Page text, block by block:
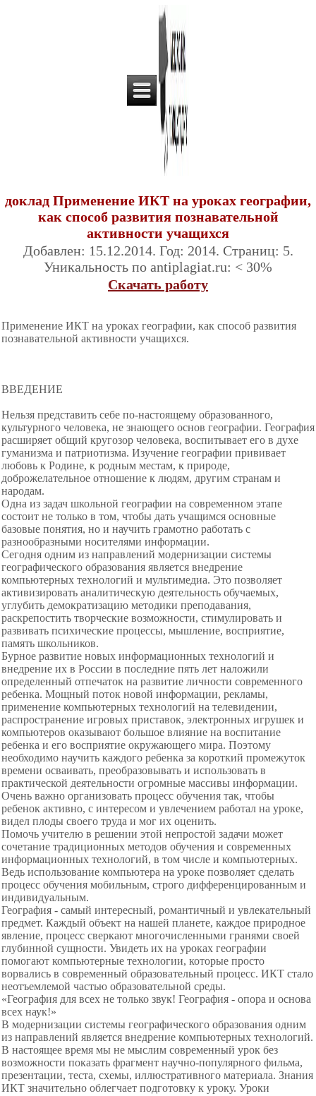
доклад Применение ИКТ на уроках географии,
как способ развития познавательной
активности учащихся
Добавлен: 15.12.2014. Год: 2014. Страниц: 5.
Уникальность по antiplagiat.ru: < 30%
Скачать работу
Применение ИКТ на уроках географии, как способ развития
познавательной активности учащихся.
ВВЕДЕНИЕ
Нельзя представить себе по-настоящему образованного,
культурного человека, не знающего основ географии. География
расширяет общий кругозор человека, воспитывает его в духе
гуманизма и патриотизма. Изучение географии прививает
любовь к Родине, к родным местам, к природе,
доброжелательное отношение к людям, другим странам и
народам.
Одна из задач школьной географии на современном этапе
состоит не только в том, чтобы дать учащимся основные
базовые понятия, но и научить грамотно работать с
разнообразными носителями информации.
Сегодня одним из направлений модернизации системы
географического образования является внедрение
компьютерных технологий и мультимедиа. Это позволяет
активизировать аналитическую деятельность обучаемых,
углубить демократизацию методики преподавания,
раскрепостить творческие возможности, стимулировать и
развивать психические процессы, мышление, восприятие,
память школьников.
Бурное развитие новых информационных технологий и
внедрение их в России в последние пять лет наложили
определенный отпечаток на развитие личности современного
ребенка. Мощный поток новой информации, рекламы,
применение компьютерных технологий на телевидении,
распространение игровых приставок, электронных игрушек и
компьютеров оказывают большое влияние на воспитание
ребенка и его восприятие окружающего мира. Поэтому
необходимо научить каждого ребенка за короткий промежуток
времени осваивать, преобразовывать и использовать в
практической деятельности огромные массивы информации.
Очень важно организовать процесс обучения так, чтобы
ребенок активно, с интересом и увлечением работал на уроке,
видел плоды своего труда и мог их оценить.
Помочь учителю в решении этой непростой задачи может
сочетание традиционных методов обучения и современных
информационных технологий, в том числе и компьютерных.
Ведь использование компьютера на уроке позволяет сделать
процесс обучения мобильным, строго дифференцированным и
индивидуальным.
География - самый интересный, романтичный и увлекательный
предмет. Каждый объект на нашей планете, каждое природное
явление, процесс сверкают многочисленными гранями своей
глубинной сущности. Увидеть их на уроках географии
помогают компьютерные технологии, которые просто
ворвались в современный образовательный процесс. ИКТ стало
неотъемлемой частью образовательной среды.
«География для всех не только звук! География - опора и основа
всех наук!»
В модернизации системы географического образования одним
из направлений является внедрение компьютерных технологий.
В настоящее время мы не мыслим современный урок без
возможности показать фрагмент научно-популярного фильма,
презентации, теста, схемы, иллюстративного материала. Знания
ИКТ значительно облегчает подготовку к уроку. Уроки